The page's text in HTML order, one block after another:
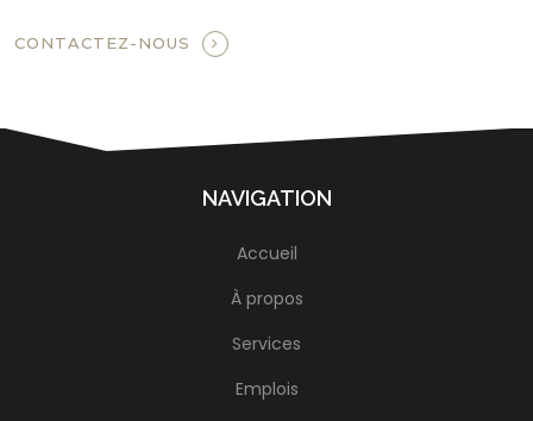
CONTACTEZ-NOUS
NAVIGATION
Accueil
À propos
Services
Emplois